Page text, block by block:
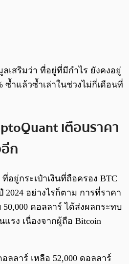
เสริมว่า ที่อยู่ที่มีกำไร ยังคงอยู่
ซ้ำแล้วซ้ำเล่าในช่วงไม่กี่เดือนที่
เตือนราคา
ก
ที่อยู่กระเป๋าเงินที่ถือครอง BTC
อย่างไรก็ตาม การที่ราคา
ดอลลาร์ ได้ส่งผลกระทบ
รง เนื่องจากผู้ถือ Bitcoin
อลลาร์ เหลือ 52,000 ดอลลาร์